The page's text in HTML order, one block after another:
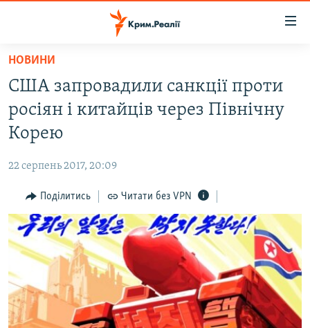
Перейти
основного
матеріалу
Перейти
до
основної
навігації
Перейти
до
пошуку
ВІДЕО ТА ФОТО
БЛОГИ
ПОГЛЯД
ІНТЕРВ'Ю
ВСЕ ЗА ДЕНЬ
СПЕЦПРОЕКТИ
ДЕПОРТАЦІЯ
ВІДЕОУРОКИ «ELIFBE»
ЯК ОБІЙТИ БЛОКУВАННЯ
НОВИНИ
США запровадили санкції проти
росіян і китайців через Північну
Корею
22 серпень 2017, 20:09
Поділитись Читати без VPN